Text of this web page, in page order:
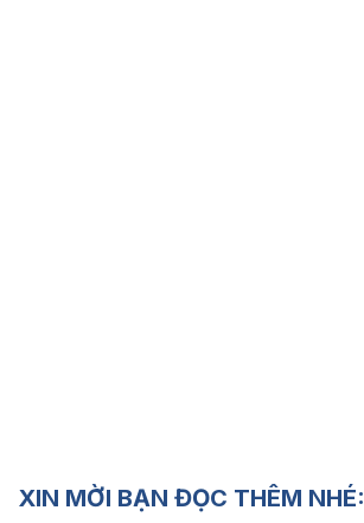
XIN MỜI BẠN ĐỌC THÊM NHÉ: